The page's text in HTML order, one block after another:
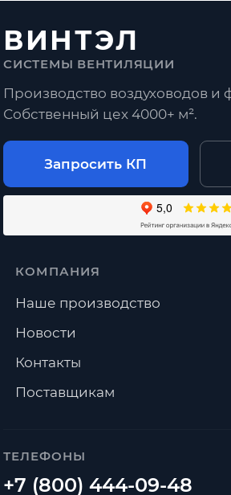
ВИНТЭЛ
СИСТЕМЫ ВЕНТИЛЯЦИИ
Производство воздуховодов и
Собственный цех 4000+ м².
Запросить КП
ТЕЛЕФОНЫ
КОМПАНИЯ
Наше производство
Новости
Контакты
Поставщикам